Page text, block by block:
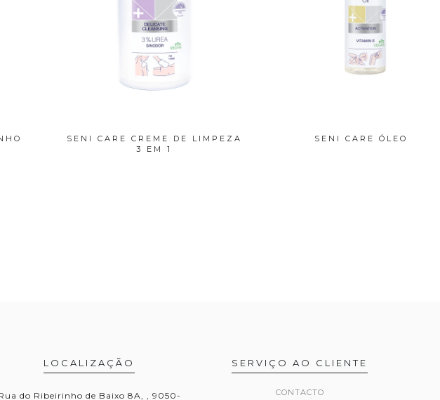
SENI CARE CREME DE LIMPEZA
3 EM 1
SENI CARE ÓLEO
LOCALIZAÇÃO
do Ribeirinho de Baixo 8A, , 9050-
SERVIÇO AO CLIENTE
CONTACTO